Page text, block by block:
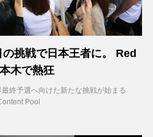
挑戦で日本王者に。 Red
木で熱狂
終予選へ向けた新たな挑戦が始まる
Pool